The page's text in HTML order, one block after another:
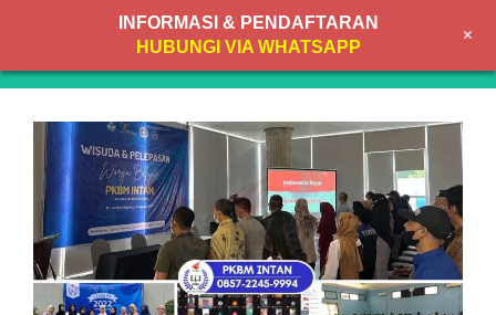
content
INFORMASI & PENDAFTARAN
HUBUNGI VIA WHATSAPP
+